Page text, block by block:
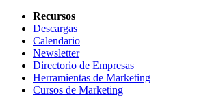
Recursos
Descargas
Calendario
Newsletter
Directorio de Empresas
Herramientas de Marketing
Cursos de Marketing